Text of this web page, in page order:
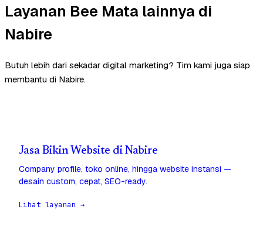
Layanan Bee Mata lainnya di
Nabire
Butuh lebih dari sekadar digital marketing? Tim kami juga siap
membantu di Nabire.
Jasa Bikin Website di Nabire
Company profile, toko online, hingga website instansi —
desain custom, cepat, SEO-ready.
Lihat layanan →